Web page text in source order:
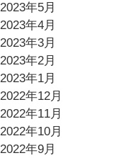
2023年5月
2023年4月
2023年3月
2023年2月
2023年1月
2022年12月
2022年11月
2022年10月
2022年9月